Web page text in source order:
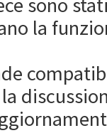
la